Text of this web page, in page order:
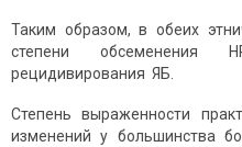
Таким образом, в обеих
степени обсеменения
рецидивирования ЯБ.
Степень выраженности
изменений у большинства